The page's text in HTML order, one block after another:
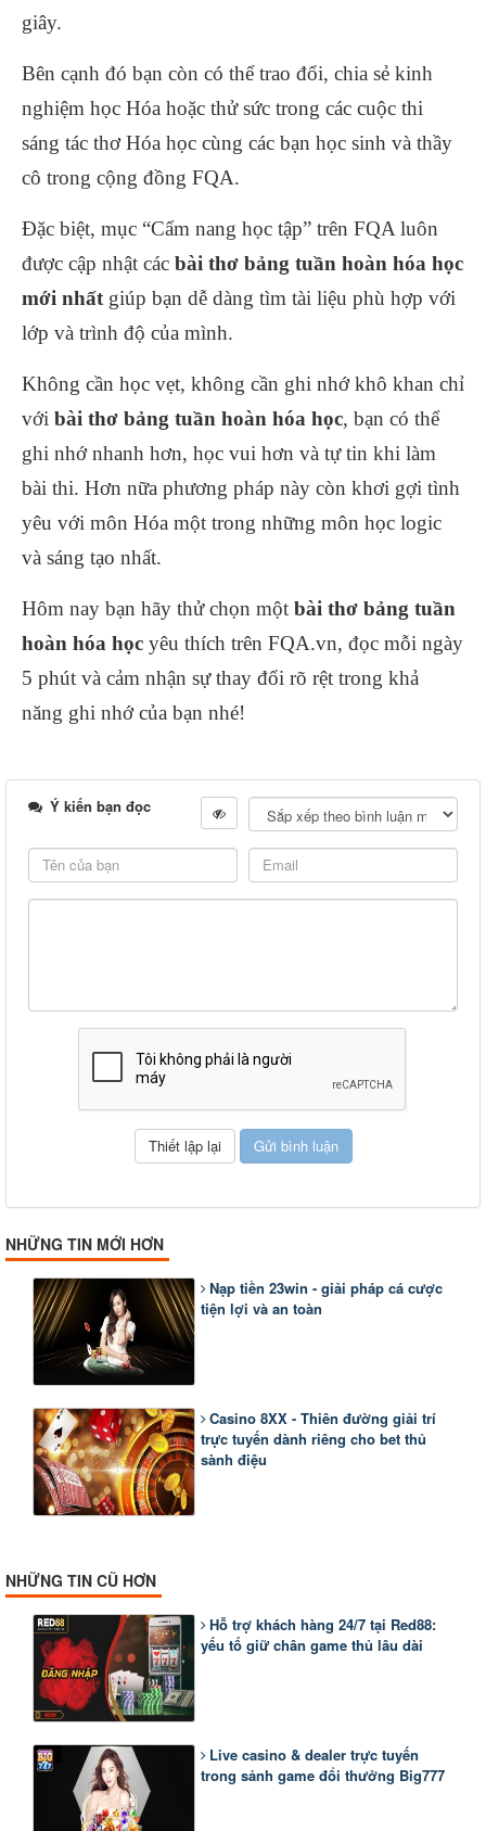
giây.
Bên cạnh đó bạn còn có thể trao đổi, chia sẻ kinh
nghiệm học Hóa hoặc thử sức trong các cuộc thi
sáng tác thơ Hóa học cùng các bạn học sinh và thầy
cô trong cộng đồng FQA.
Đặc biệt, mục “Cẩm nang học tập” trên FQA luôn
được cập nhật các bài thơ bảng tuần hoàn hóa học
mới nhất giúp bạn dễ dàng tìm tài liệu phù hợp với
lớp và trình độ của mình.
Không cần học vẹt, không cần ghi nhớ khô khan chỉ
với bài thơ bảng tuần hoàn hóa học, bạn có thể
ghi nhớ nhanh hơn, học vui hơn và tự tin khi làm
bài thi. Hơn nữa phương pháp này còn khơi gợi tình
yêu với môn Hóa một trong những môn học logic
và sáng tạo nhất.
Hôm nay bạn hãy thử chọn một bài thơ bảng tuần
hoàn hóa học yêu thích trên FQA.vn, đọc mỗi ngày
5 phút và cảm nhận sự thay đổi rõ rệt trong khả
năng ghi nhớ của bạn nhé!
Ý kiến bạn đọc
NHỮNG TIN MỚI HƠN
Nạp tiền 23win - giải pháp cá cược
tiện lợi và an toàn
Casino 8XX - Thiên đường giải trí
trực tuyến dành riêng cho bet thủ
sành điệu
NHỮNG TIN CŨ HƠN
Hỗ trợ khách hàng 24/7 tại Red88:
yếu tố giữ chân game thủ lâu dài
Live casino & dealer trực tuyến
trong sảnh game đổi thưởng Big777